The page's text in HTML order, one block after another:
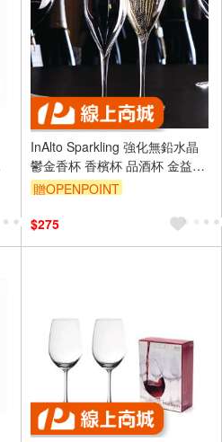
InAlto Sparkling 強化無鉛水晶
鬱金香杯 香檳杯 品酒杯 金益合
玻璃器皿
贈OPENPOINT
$275